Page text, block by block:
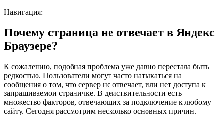
Навигация:
Почему страница не отвечает в Яндекс
Браузере?
К сожалению, подобная проблема уже давно перестала быть
редкостью. Пользователи могут часто натыкаться на
сообщения о том, что сервер не отвечает, или нет доступа к
запрашиваемой страничке. В действительности есть
множество факторов, отвечающих за подключение к любому
сайту. Сегодня рассмотрим несколько основных причин.